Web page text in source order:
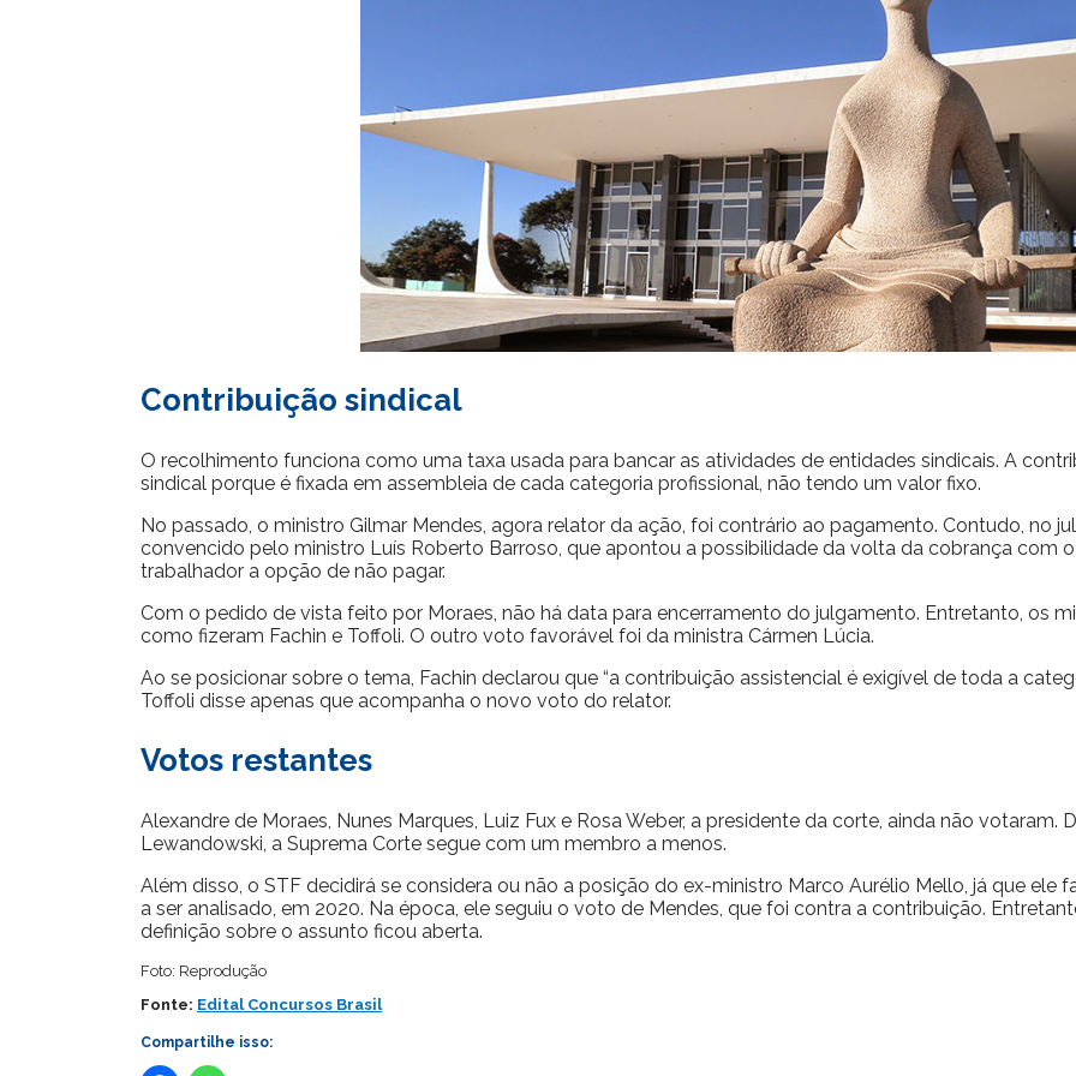
Contribuição sindical
O recolhimento funciona como uma taxa usada para bancar as atividades de entidades sindicais. A
sindical porque é fixada em assembleia de cada categoria profissional, não tendo um valor fixo.
No passado, o ministro Gilmar Mendes, agora relator da ação, foi contrário ao pagamento. Contudo, no
convencido pelo ministro Luís Roberto Barroso, que apontou a possibilidade da volta da cobrança com o
trabalhador a opção de não pagar.
Com o pedido de vista feito por Moraes, não há data para encerramento do julgamento. Entretanto, os
como fizeram Fachin e Toffoli. O outro voto favorável foi da ministra Cármen Lúcia.
Ao se posicionar sobre o tema, Fachin declarou que “a contribuição assistencial é exigível de toda a
Toffoli disse apenas que acompanha o novo voto do relator.
Votos restantes
Alexandre de Moraes, Nunes Marques, Luiz Fux e Rosa Weber, a presidente da corte, ainda não
Lewandowski, a Suprema Corte segue com um membro a menos.
Além disso, o STF decidirá se considera ou não a posição do ex-ministro Marco Aurélio Mello, já que
a ser analisado, em 2020. Na época, ele seguiu o voto de Mendes, que foi contra a contribuição.
definição sobre o assunto ficou aberta.
Foto: Reprodução
Fonte: Edital Concursos Brasil
Compartilhe isso: